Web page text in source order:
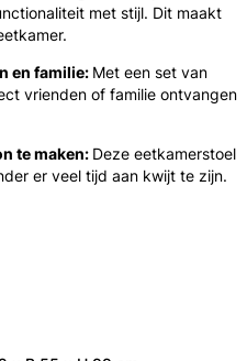
met stijl. Dit maakt
en familie: Met een set van
vrienden of familie ontvangen
te maken: Deze eetkamerstoel
er veel tijd aan kwijt te zijn.